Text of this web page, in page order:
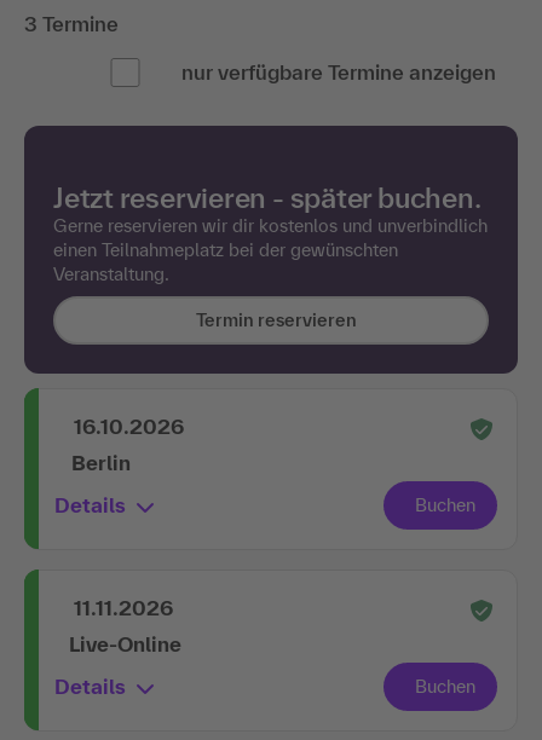
3 Termine
nur verfügbare Termine anzeigen
Jetzt reservieren - später buchen.
Gerne reservieren wir dir kostenlos und unverbindlich
einen Teilnahmeplatz bei der gewünschten
Veranstaltung.
Termin reservieren
16.10.2026
Berlin
Details
11.11.2026
Live-Online
Details